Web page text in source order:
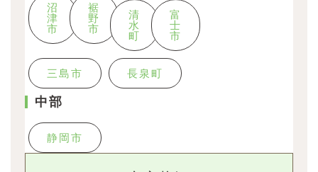
沼
津
市
裾
野
市
清
水
町
富
士
市
三島市 長泉町
中部
静岡市